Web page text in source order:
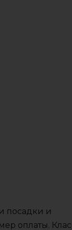
посадки и
оплаты.